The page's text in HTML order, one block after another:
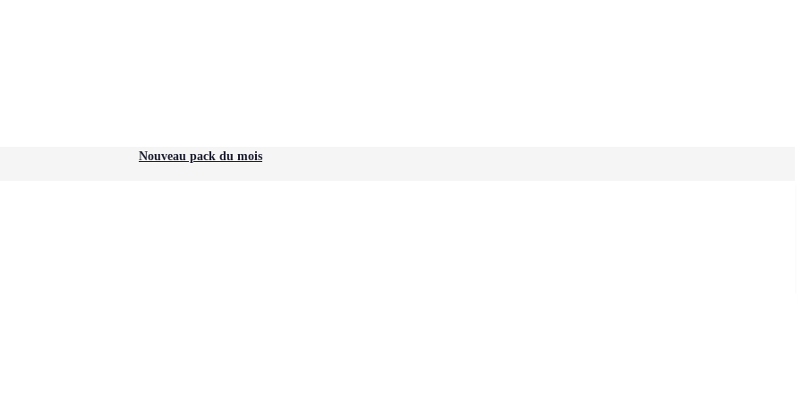
Nouveau pack du mois